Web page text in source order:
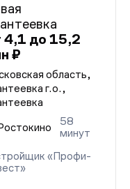
4,1 до 15,2
₽
область,
г.о.,
58
минут
«Профи-